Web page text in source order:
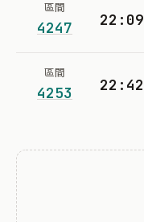
區間
4247 22:09
區間
4253 22:42